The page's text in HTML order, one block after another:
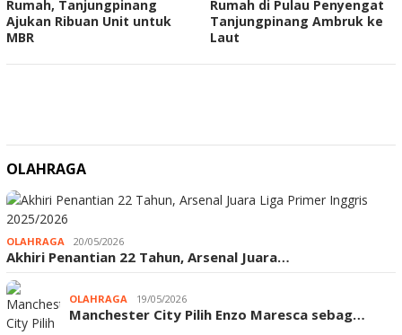
Rumah, Tanjungpinang
Ajukan Ribuan Unit untuk
MBR
Rumah di Pulau Penyengat
Tanjungpinang Ambruk ke
Laut
OLAHRAGA
OLAHRAGA 20/05/2026
Akhiri Penantian 22 Tahun, Arsenal Juara…
OLAHRAGA 19/05/2026
Manchester City Pilih Enzo Maresca sebag…